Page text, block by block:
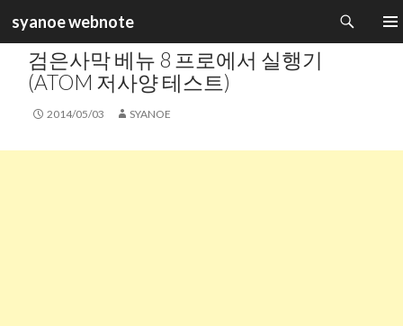
syanoe webnote
색
뛰
카테고리 :
검은사막 베뉴 8 프로에서 실행기
(ATOM 저사양 테스트)
2014/05/03 SYANOE